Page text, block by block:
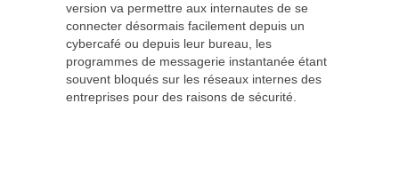
version va permettre aux internautes de se
connecter désormais facilement depuis un
cybercafé ou depuis leur bureau, les
programmes de messagerie instantanée étant
souvent bloqués sur les réseaux internes des
entreprises pour des raisons de sécurité.